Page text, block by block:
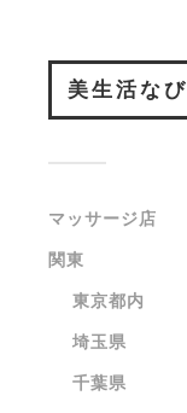
美生活なび
マッサージ店
関東
東京都内
埼玉県
千葉県